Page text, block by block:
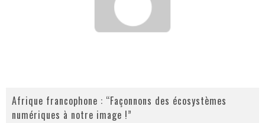
Afrique francophone : “Façonnons des écosystèmes
numériques à notre image !”